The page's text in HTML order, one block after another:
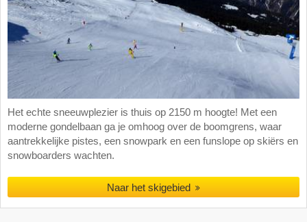
Het echte sneeuwplezier is thuis op 2150 m hoogte! Met een
moderne gondelbaan ga je omhoog over de boomgrens, waar
aantrekkelijke pistes, een snowpark en een funslope op skiërs en
snowboarders wachten.
Naar het skigebied